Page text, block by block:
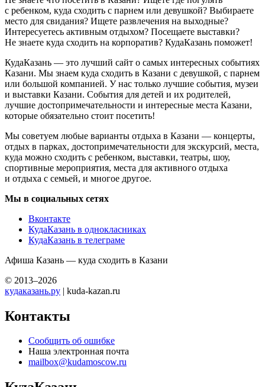
с ребенком, куда сходить с парнем или девушкой? Выбираете
место для свидания? Ищете развлечения на выходные?
Интересуетесь активным отдыхом? Посещаете выставки?
Не знаете куда сходить на корпоратив? КудаКазань поможет!
КудаКазань — это лучший сайт о самых интересных событиях
Казани. Мы знаем куда сходить в Казани с девушкой, с парнем
или большой компанией. У нас только лучшие события, музеи
и выставки Казани. События для детей и их родителей,
лучшие достопримечательности и интересные места Казани,
которые обязательно стоит посетить!
Мы советуем любые варианты отдыха в Казани — концерты,
отдых в парках, достопримечательности для экскурсий, места,
куда можно сходить с ребенком, выставки, театры, шоу,
спортивные мероприятия, места для активного отдыха
и отдыха с семьей, и многое другое.
Мы в социальных сетях
Вконтакте
КудаКазань в однокласниках
КудаКазань в телеграме
Афиша Казань — куда сходить в Казани
© 2013–2026
кудаказань.ру | kuda-kazan.ru
Контакты
Сообщить об ошибке
Наша электронная почта
mailbox@kudamoscow.ru